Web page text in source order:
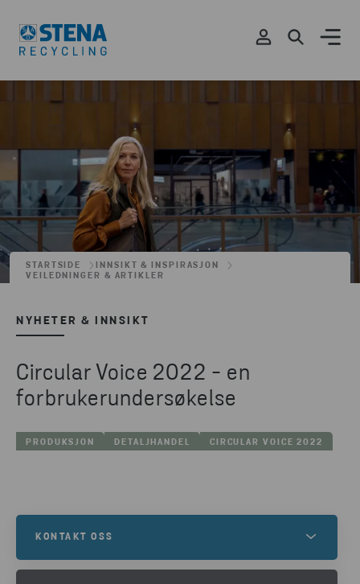
STARTSIDE
INNSIKT & INSPIRASJON
VEILEDNINGER & ARTIKLER
NYHETER & INNSIKT
Circular Voice 2022 - en
forbrukerundersøkelse
PRODUKSJON DETALJHANDEL CIRCULAR VOICE 2022
KONTAKT OSS